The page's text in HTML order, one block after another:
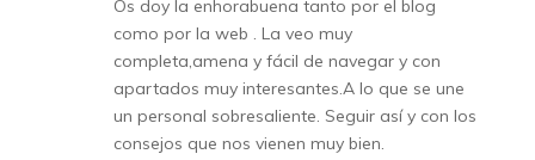
Os doy la enhorabuena tanto por el blog
como por la web . La veo muy
completa,amena y fácil de navegar y con
apartados muy interesantes.A lo que se une
un personal sobresaliente. Seguir así y con los
consejos que nos vienen muy bien.